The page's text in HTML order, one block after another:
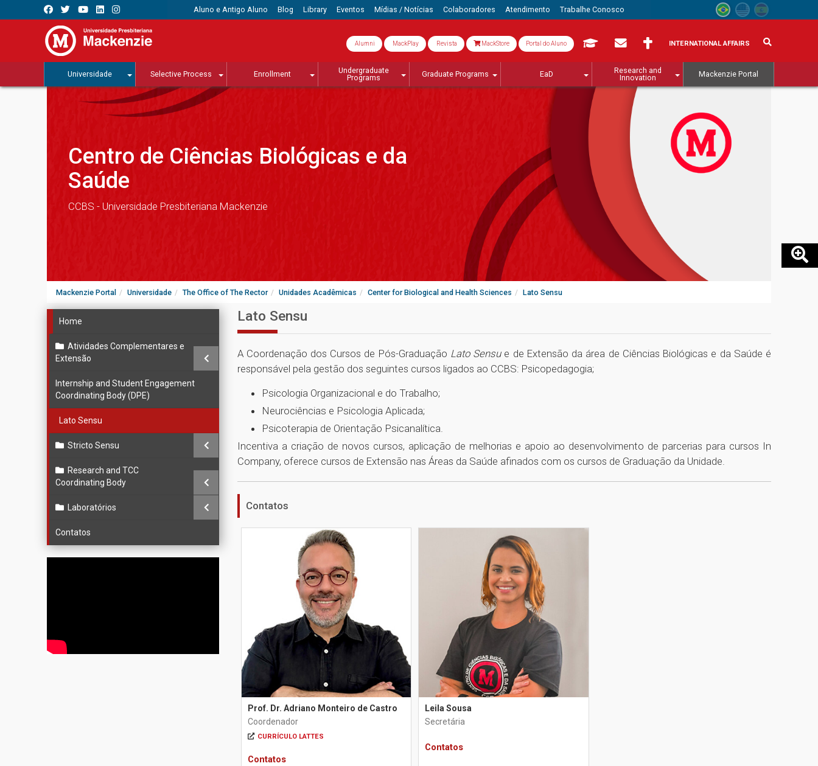
Aluno e Antigo Aluno Blog Library Eventos Mídias / Notícias Colaboradores Atendimento Trabalhe Conosco
Alumni MackPlay Revista MackStore Portal do Aluno INTERNATIONAL AFFAIRS
Universidade Selective Process Enrollment
Undergraduate
Programs
Graduate Programs EaD
Research and
Innovation
Mackenzie Portal
Centro de Ciências Biológicas e da
Saúde
CCBS - Universidade Presbiteriana Mackenzie
Mackenzie Portal Universidade The Office of The Rector Unidades Acadêmicas Center for Biological and Health Sciences Lato Sensu
Home
Atividades Complementares e
Extensão
Internship and Student Engagement
Coordinating Body (DPE)
Lato Sensu
Stricto Sensu
Research and TCC
Coordinating Body
Laboratórios
Contatos
Lato Sensu
A Coordenação dos Cursos de Pós-Graduação Lato Sensue de Extensão da área de Ciências Biológicas e da Saúde é
responsável pela gestão dos seguintes cursos ligados ao CCBS: Psicopedagogia;
Psicologia Organizacional e do Trabalho;
Neurociências e Psicologia Aplicada;
Psicoterapia de Orientação Psicanalítica.
Incentiva a criação de novos cursos, aplicação de melhorias e apoio ao desenvolvimento de parcerias para cursos In
Company, oferece cursos de Extensão nas Áreas da Saúde afinados com os cursos de Graduação da Unidade.
Contatos
Prof. Dr. Adriano Monteiro de Castro
Coordenador
CURRÍCULO LATTES
Contatos
Leila Sousa
Secretária
Contatos